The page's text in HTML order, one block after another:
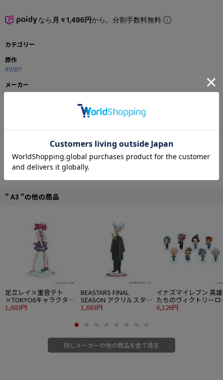
なら 月々1,496円から。分割手数料無料
カテゴリー
原作
RWBY
メーカー
A3
65mmと少し大きめサイズの缶バッジです。
■全10種（うちシークレット2種）
■サイズ：65mm
© 2016 Rooster Teeth Productions, LLC
" A3 "の他の商品
足立レイ×重音テト
×TOKYO6キャラクター
ズ アクリルスタンド 02
1,683円
BEASTARS FINAL
SEASON アクリルスタン
ド 07 ルイ 着物ver. 描き
1,683円
イナズマイレブン 英雄
たちのヴィクトリーロ
ド アクリルぷちスタン
6,126円
同じメーカーの他の商品を全て見る